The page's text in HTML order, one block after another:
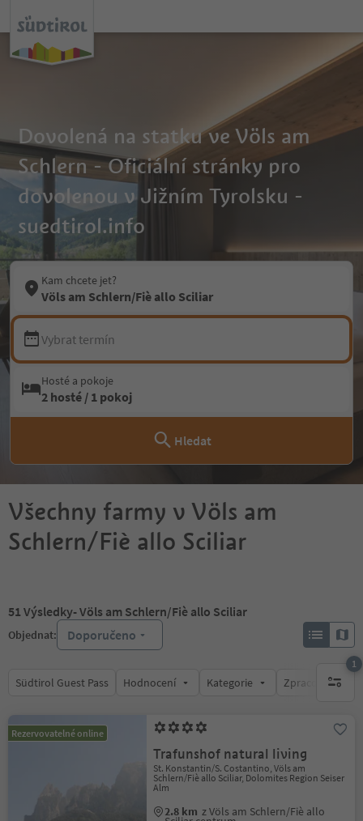
Dovolená na statku ve Völs am
Schlern - Oficiální stránky pro
dovolenou v Jižním Tyrolsku -
suedtirol.info
Kam chcete jet?
Völs am Schlern/Fiè allo Sciliar
Vybrat termín
Hosté a pokoje
2 hosté / 1 pokoj
Hledat
Všechny farmy v Völs am
Schlern/Fiè allo Sciliar
51 Výsledky- Völs am Schlern/Fiè allo Sciliar
Objednat: Doporučeno
Südtirol Guest Pass Hodnocení Kategorie Zpracovává
1
1
Rezervovatelné online
Trafunshof natural living
St. Konstantin/S. Costantino, Völs am
Schlern/Fiè allo Sciliar, Dolomites Region Seiser
Alm
2.8 km z Völs am Schlern/Fiè allo